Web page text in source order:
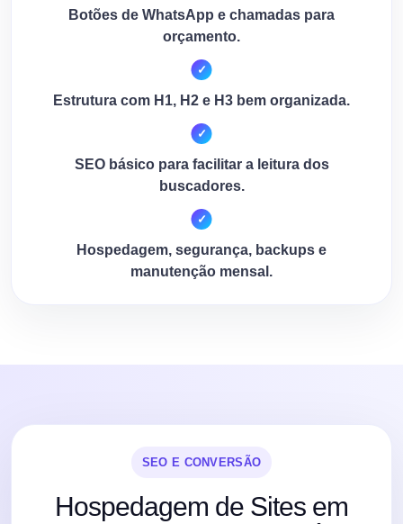
Botões de WhatsApp e chamadas para
orçamento.
Estrutura com H1, H2 e H3 bem organizada.
SEO básico para facilitar a leitura dos
buscadores.
Hospedagem, segurança, backups e
manutenção mensal.
SEO E CONVERSÃO
Hospedagem de Sites em